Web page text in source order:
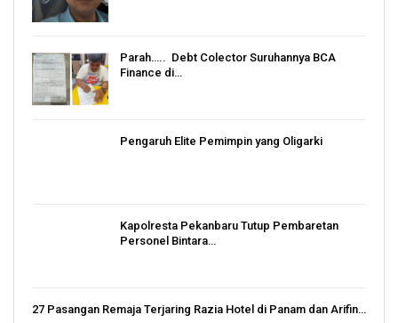
Parah….. Debt Colector Suruhannya BCA
Finance di…
Pengaruh Elite Pemimpin yang Oligarki
Kapolresta Pekanbaru Tutup Pembaretan
Personel Bintara…
27 Pasangan Remaja Terjaring Razia Hotel di Panam dan Arifin…